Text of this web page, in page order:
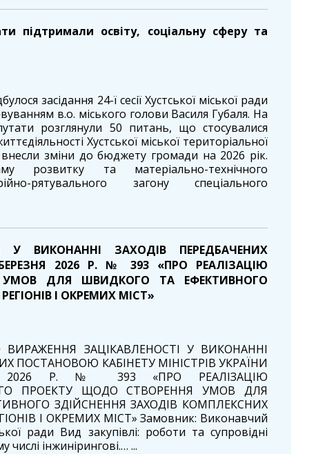
підтримали освіту, соціальну сферу та
засідання 24-ї сесії Хустської міської ради
в.о. міського голови Василя Губаля. На
розглянули 50 питань, що стосувалися
Хустської міської територіальної
зміни до бюджету громади на 2026 рік.
розвитку та матеріально-технічного
рятувального загону спеціального
ВИКОНАННІ ЗАХОДІВ ПЕРЕДБАЧЕНИХ
2026 Р. № 393 «ПРО РЕАЛІЗАЦІЮ
УМОВ ДЛЯ ШВИДКОГО ТА ЕФЕКТИВНОГО
І ОКРЕМИХ МІСТ»
ЗАЦІКАВЛЕНОСТІ У ВИКОНАННІ
ПОСТАНОВОЮ КАБІНЕТУ МІНІСТРІВ УКРАЇНИ
2026 Р. № 393 «ПРО РЕАЛІЗАЦІЮ
ПРОЕКТУ ЩОДО СТВОРЕННЯ УМОВ ДЛЯ
ЗДІЙСНЕННЯ ЗАХОДІВ КОМПЛЕКСНИХ
І ОКРЕМИХ МІСТ» Замовник: Виконавчий
ради Вид закупівлі: роботи та супровідні
інжинірингові.… ...